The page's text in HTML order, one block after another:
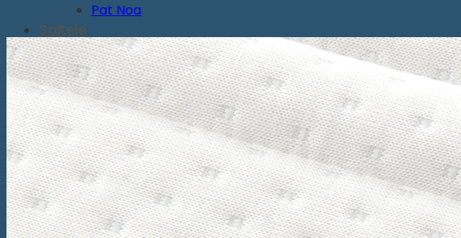
Pat Noa
Saltele
Saltea Evolve Y
Saltea Evolve X
Saltea Evolve I
Saltea Maestro
Saltea Vivo
Saltea tapițată Box Spring Deluxe
Saltea tapițată Box Spring Prestige
Saltea tapițată Box Spring Kiruna
Topper
Topper Saltea Comfort